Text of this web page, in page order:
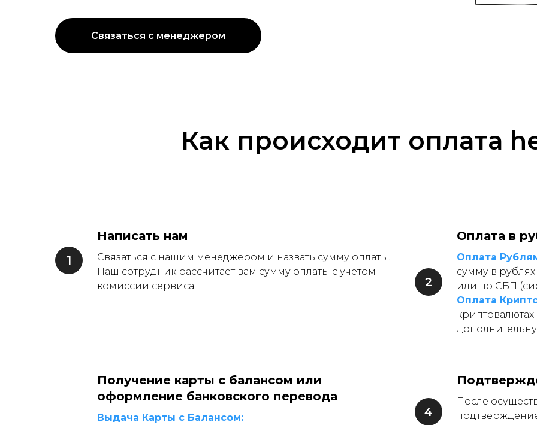
Связаться с менеджером
Как происходит оплата
Написать нам
Связаться с нашим менеджером и назвать сумму оплаты.
Наш сотрудник рассчитает вам сумму оплаты с учетом
комиссии сервиса.
Оплата в
Оплата
сумму в
или по СБП
Оплата
криптовалютах
Получение карты с балансом или
оформление банковского перевода
Выдача Карты с Балансом:
После